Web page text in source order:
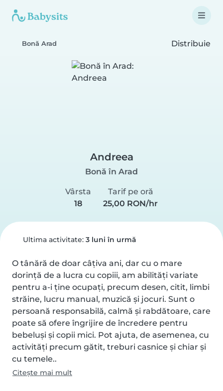
Bonă Arad Distribuie
Andreea
Bonă în Arad
Vârsta
18
Tarif pe oră
25,00 RON/hr
Ultima activitate: 3 luni în urmă
O tânără de doar câțiva ani, dar cu o mare
dorință de a lucra cu copiii, am abilități variate
pentru a-i ține ocupați, precum desen, citit, limbi
străine, lucru manual, muzică și jocuri. Sunt o
persoană responsabilă, calmă și rabdătoare, care
poate să ofere îngrijire de încredere pentru
bebeluși și copii mici. Pot ajuta, de asemenea, cu
activități precum gătit, treburi casnice și chiar și
cu temele..
Citește mai mult